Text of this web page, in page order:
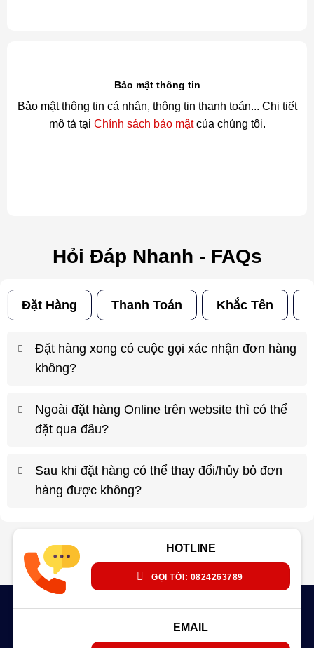
Bảo mật thông tin
Bảo mật thông tin cá nhân, thông tin thanh toán... Chi tiết
mô tả tại Chính sách bảo mậtcủa chúng tôi.
Hỏi Đáp Nhanh - FAQs
Đặt Hàng Thanh Toán Khắc Tên
Đặt hàng xong có cuộc gọi xác nhận đơn hàng
không?
Ngoài đặt hàng Online trên website thì có thể
đặt qua đâu?
Sau khi đặt hàng có thể thay đổi/hủy bỏ đơn
hàng được không?
HOTLINE
GỌI TỚI: 0824263789
EMAIL